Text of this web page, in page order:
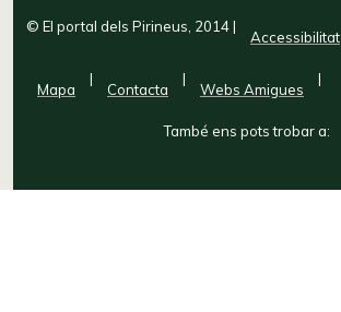
© El portal dels Pirineus, 2014|
Accessibilitat
Mapa
|
Contacta
|
Webs Amigues
|
També ens pots trobar a: